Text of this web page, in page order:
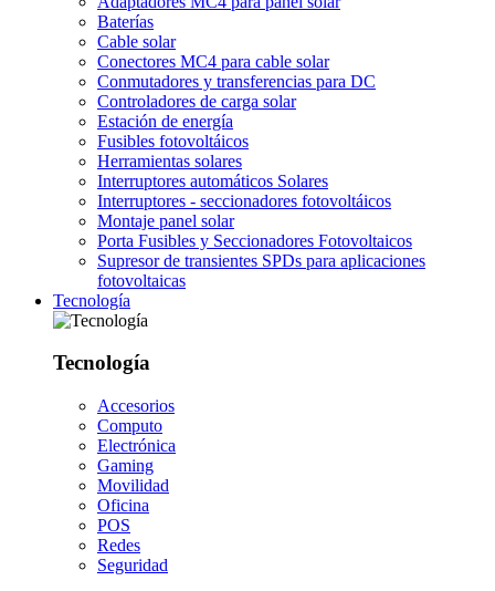
Baterías
Cable solar
Conectores MC4 para cable solar
Conmutadores y transferencias para DC
Controladores de carga solar
Estación de energía
Fusibles fotovoltáicos
Herramientas solares
Interruptores automáticos Solares
Interruptores - seccionadores fotovoltáicos
Montaje panel solar
Porta Fusibles y Seccionadores Fotovoltaicos
Supresor de transientes SPDs para aplicaciones
fotovoltaicas
Tecnología
Tecnología
Accesorios
Computo
Electrónica
Gaming
Movilidad
Oficina
POS
Redes
Seguridad